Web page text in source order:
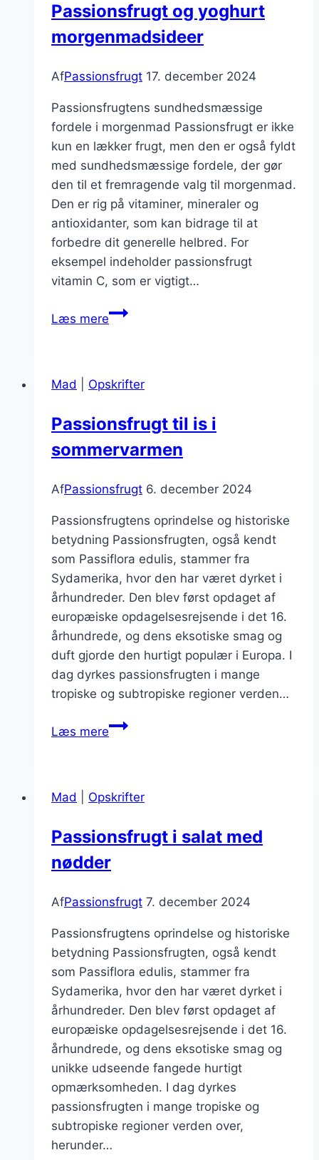
Passionsfrugt og yoghurt
morgenmadsideer
AfPassionsfrugt 17. december 2024
Passionsfrugtens sundhedsmæssige
fordele i morgenmad Passionsfrugt er ikke
kun en lækker frugt, men den er også fyldt
med sundhedsmæssige fordele, der gør
den til et fremragende valg til morgenmad.
Den er rig på vitaminer, mineraler og
antioxidanter, som kan bidrage til at
forbedre dit generelle helbred. For
eksempel indeholder passionsfrugt
vitamin C, som er vigtigt…
Læs merePassionsfrugt
Mad
Opskrifter
Passionsfrugt til is i
sommervarmen
AfPassionsfrugt 6. december 2024
Passionsfrugtens oprindelse og historiske
betydning Passionsfrugten, også kendt
som Passiflora edulis, stammer fra
Sydamerika, hvor den har været dyrket i
århundreder. Den blev først opdaget af
europæiske opdagelsesrejsende i det 16.
århundrede, og dens eksotiske smag og
duft gjorde den hurtigt populær i Europa. I
dag dyrkes passionsfrugten i mange
tropiske og subtropiske regioner verden…
Læs merePassionsfrugt
sommervarmen
Mad Opskrifter
Passionsfrugt i salat med
nødder
AfPassionsfrugt 7. december 2024
Passionsfrugtens oprindelse og historiske
betydning Passionsfrugten, også kendt
som Passiflora edulis, stammer fra
Sydamerika, hvor den har været dyrket i
århundreder. Den blev først opdaget af
europæiske opdagelsesrejsende i det 16.
århundrede, og dens eksotiske smag og
unikke udseende fangede hurtigt
opmærksomheden. I dag dyrkes
passionsfrugten i mange tropiske og
subtropiske regioner verden over,
herunder…